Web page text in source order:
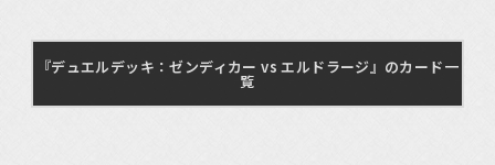
『デュエルデッキ：ゼンディカー vs エルドラージ』のカード一
覧